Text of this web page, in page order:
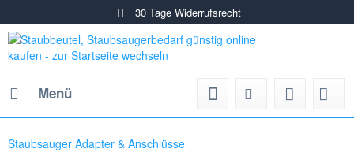
30 Tage Widerrufsrecht
Menü
Staubsauger Adapter & Anschlüsse